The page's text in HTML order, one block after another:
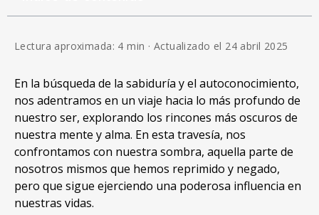
Lectura aproximada: 4 min · Actualizado el 24 abril 2025
En la búsqueda de la sabiduría y el autoconocimiento,
nos adentramos en un viaje hacia lo más profundo de
nuestro ser, explorando los rincones más oscuros de
nuestra mente y alma. En esta travesía, nos
confrontamos con nuestra sombra, aquella parte de
nosotros mismos que hemos reprimido y negado,
pero que sigue ejerciendo una poderosa influencia en
nuestras vidas.